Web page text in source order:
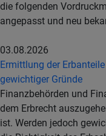
die folgenden
angepasst und neu
03.08.2026
Ermittlung der
gewichtiger Gründe
Finanzbehörden und
dem Erbrecht
ist. Werden jedoch